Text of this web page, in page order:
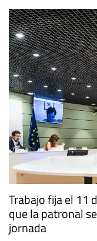
Trabajo fija el 11
que la patronal
jornada